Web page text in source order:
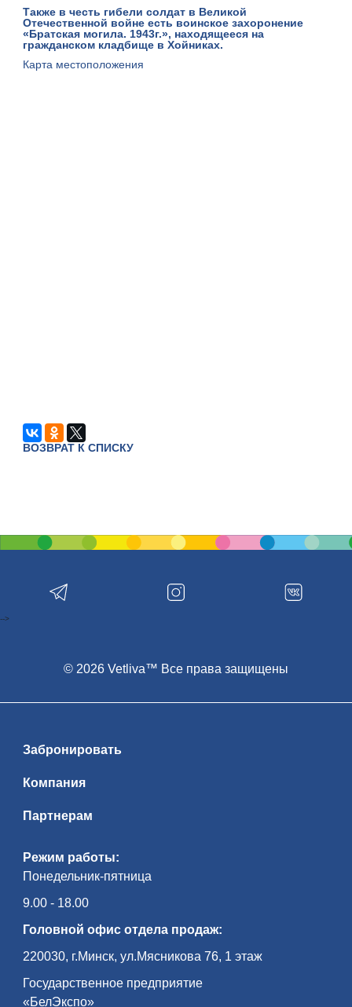
Также в честь гибели солдат в Великой
Отечественной войне есть воинское захоронение
«Братская могила. 1943г.», находящееся на
гражданском кладбище в Хойниках.
Карта местоположения
ВОЗВРАТ К СПИСКУ
Режим работы:
Понедельник-пятница
9.00 - 18.00
Головной офис отдела продаж:
220030, г.Минск, ул.Мясникова 76, 1 этаж
Государственное предприятие
«БелЭкспо»
Забронировать
Компания
Партнерам
© 2026 Vetliva™ Все права защищены
-->